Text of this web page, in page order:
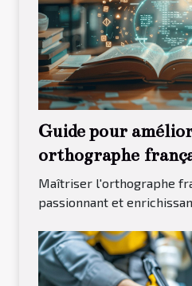
Guide pour
orthographe
efficacement
Maîtriser l'orthographe
passionnant et